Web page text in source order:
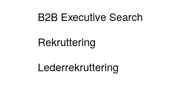
B2B Executive Search
Rekruttering
Lederrekruttering